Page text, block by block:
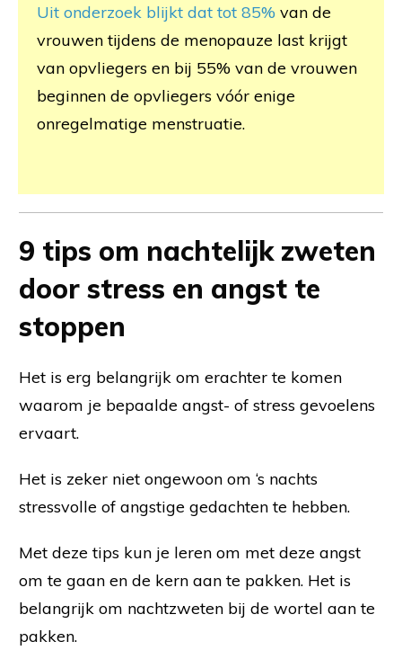
Uit onderzoek blijkt dat tot 85% van de
vrouwen tijdens de menopauze last krijgt
van opvliegers en bij 55% van de vrouwen
beginnen de opvliegers vóór enige
onregelmatige menstruatie.
9 tips om nachtelijk zweten
door stress en angst te
stoppen
Het is erg belangrijk om erachter te komen
waarom je bepaalde angst- of stress gevoelens
ervaart.
Het is zeker niet ongewoon om ‘s nachts
stressvolle of angstige gedachten te hebben.
Met deze tips kun je leren om met deze angst
om te gaan en de kern aan te pakken. Het is
belangrijk om nachtzweten bij de wortel aan te
pakken.